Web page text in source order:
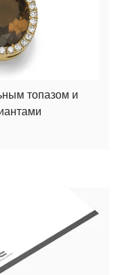
топазом и